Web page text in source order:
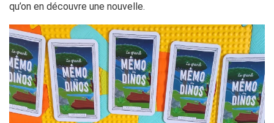
qu’on en découvre une nouvelle.